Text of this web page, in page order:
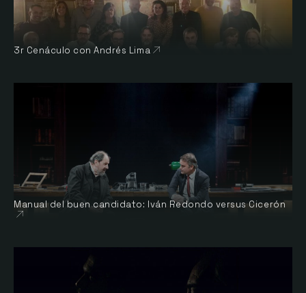
3r Cenáculo con Andrés Lima
Manual del buen candidato: Iván Redondo versus Cicerón